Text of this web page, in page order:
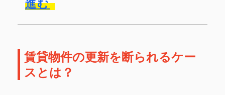
進む
賃貸物件の更新を断られるケー
スとは？